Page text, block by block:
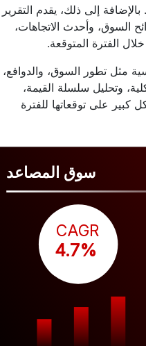
إلى ذلك، يقدم التقرير
السوق، وأحدث الاتجاهات،
الفترة المتوقعة.
مثل تطور السوق، والدوافع،
وتحليل سلسلة القيمة،
كبير على توقعاتها للفترة
سوق المصاعد
CAGR
4.7%